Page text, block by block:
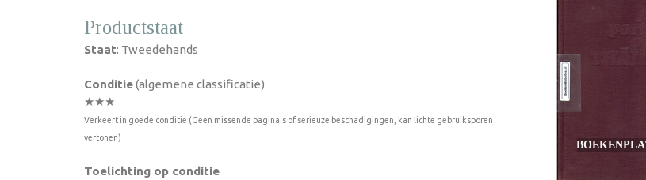
Productstaat
Staat: Tweedehands
Conditie(algemene classificatie)
★★★
Verkeert in goede conditie (Geen missende pagina's of serieuze beschadigingen, kan lichte gebruiksporen
vertonen)
Toelichting op conditie